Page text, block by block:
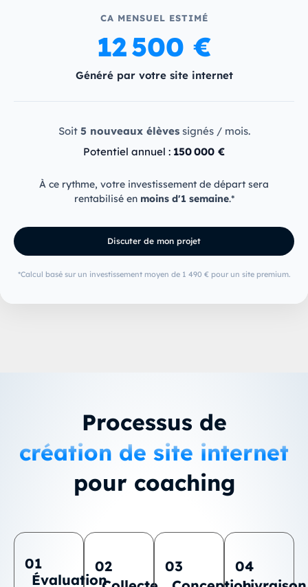
CA MENSUEL ESTIMÉ
12 500 €
Généré par votre site internet
Soit 5nouveaux élèvessignés / mois.
Potentiel annuel : 150 000 €
À ce rythme, votre investissement de départ sera
rentabilisé en moins d'1 semaine.*
Discuter de mon projet
*Calcul basé sur un investissement moyen de 1 490 € pour un site premium.
Processus de
création de site internet
pour coaching
01
Évaluation
02
03
04